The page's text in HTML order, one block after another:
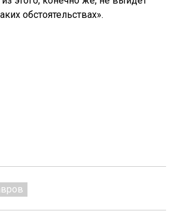
обстоятельствах».